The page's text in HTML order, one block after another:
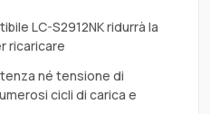
LC-S2912NK ridurrà la
ricaricare
né tensione di
cicli di carica e